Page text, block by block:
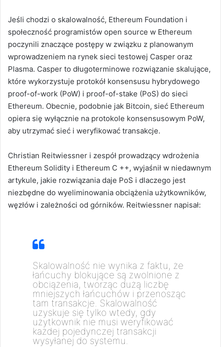
Jeśli chodzi o skalowalność, Ethereum Foundation i
społeczność programistów open source w Ethereum
poczynili znaczące postępy w związku z planowanym
wprowadzeniem na rynek sieci testowej Casper oraz
Plasma. Casper to długoterminowe rozwiązanie skalujące,
które wykorzystuje protokół konsensusu hybrydowego
proof-of-work (PoW) i proof-of-stake (PoS) do sieci
Ethereum. Obecnie, podobnie jak Bitcoin, sieć Ethereum
opiera się wyłącznie na protokole konsensusowym PoW,
aby utrzymać sieć i weryfikować transakcje.
Christian Reitwiessner i zespół prowadzący wdrożenia
Ethereum Solidity i Ethereum C ++, wyjaśnił w niedawnym
artykule, jakie rozwiązania daje PoS i dlaczego jest
niezbędne do wyeliminowania obciążenia użytkowników,
węzłów i zależności od górników. Reitwiessner napisał:
Skalowalność nie wynika z faktu, że
łańcuchy blokujące są zwolnione z
obciążenia, tworząc dużą liczbę
mniejszych łańcuchów i przenosząc
tam transakcje. Skalowalność
uzyskuje się tylko wtedy, gdy
użytkownik nie musi weryfikować
każdej pojedynczej transakcji
wysyłanej do systemu.